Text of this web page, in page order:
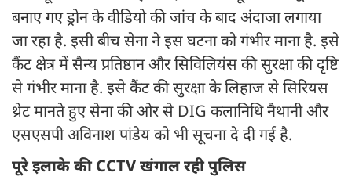
बनाए गए ड्रोन के वीडियो की जांच के बाद अंदाजा लगाया
जा रहा है. इसी बीच सेना ने इस घटना को गंभीर माना है. इसे
कैंट क्षेत्र में सैन्य प्रतिष्ठान और सिविलियंस की सुरक्षा की दृष्टि
से गंभीर माना है. इसे कैंट की सुरक्षा के लिहाज से सिरियस
थ्रेट मानते हुए सेना की ओर से DIG कलानिधि नैथानी और
एसएसपी अविनाश पांडेय को भी सूचना दे दी गई है.
पूरे इलाके की CCTV खंगाल रही पुलिस